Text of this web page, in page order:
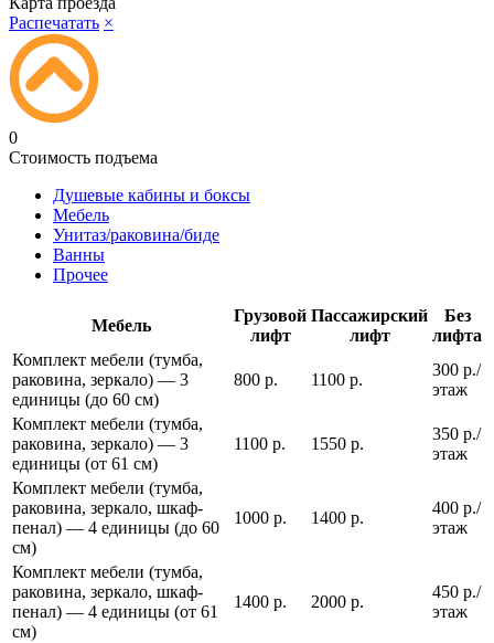
Распечатать ×
0
Стоимость подъема
Душевые кабины и боксы
Мебель
Унитаз/раковина/биде
Ванны
Прочее
Мебель
Грузовой
лифт
Пассажирский
лифт
Без
лифта
Комплект мебели (тумба,
раковина, зеркало) — 3
единицы (до 60 см)
800 р. 1100 р.
300 р./
этаж
Комплект мебели (тумба,
раковина, зеркало) — 3
единицы (от 61 см)
1100 р. 1550 р.
350 р./
этаж
Комплект мебели (тумба,
раковина, зеркало, шкаф-
пенал) — 4 единицы (до 60
см)
1000 р. 1400 р.
400 р./
этаж
Комплект мебели (тумба,
раковина, зеркало, шкаф-
пенал) — 4 единицы (от 61
см)
1400 р. 2000 р.
450 р./
этаж